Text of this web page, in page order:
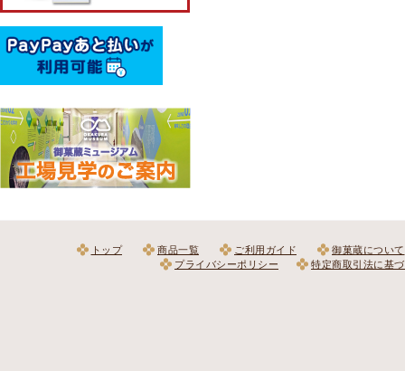
トップ 商品一覧 ご利用ガイド
御菓蔵について
プライバシーポリシー
特定商取引法に基